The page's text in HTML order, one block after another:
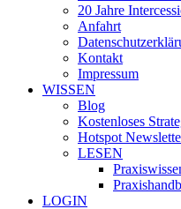
20 Jahre
Anfahrt
Kontakt
Impressum
WISSEN
Blog
Kostenloses
Hotspot
LESEN
LOGIN